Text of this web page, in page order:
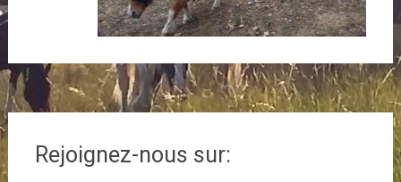
Navigation
l'article
Rejoignez-nous sur: